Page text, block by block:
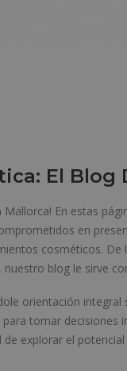
El
Mallorca! En estas
en
cosméticos. De
blog le sirve
orientación
tomar decisiones
explorar el